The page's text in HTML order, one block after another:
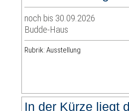
noch bis 30.09.2026
Budde-Haus
Rubrik: Ausstellung
In der Kürze liegt